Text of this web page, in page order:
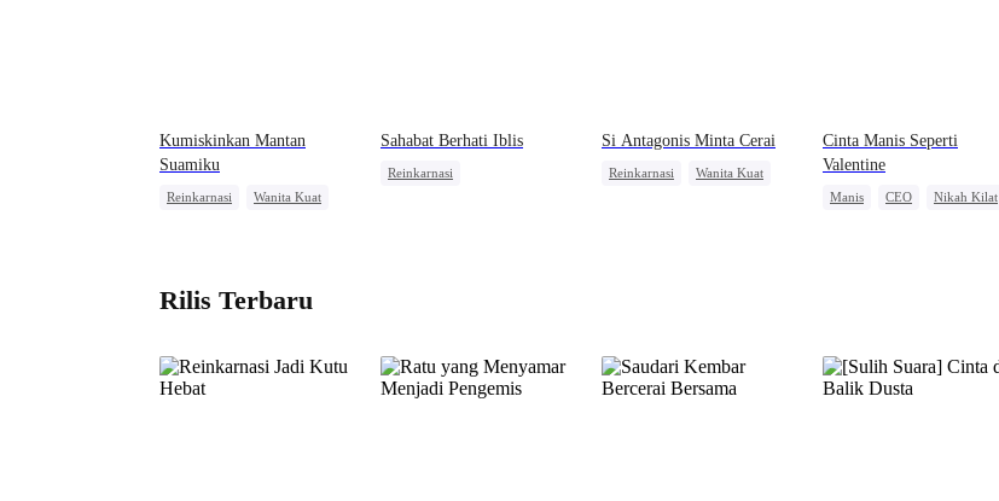
Kumiskinkan Mantan
Suamiku
Reinkarnasi
Wanita Kuat
Sahabat Berhati Iblis
Reinkarnasi
Si Antagonis Minta Cerai
Reinkarnasi
Wanita Kuat
Cinta Manis Seperti
Valentine
Manis CEO
Nikah Kilat
Rilis Terbaru